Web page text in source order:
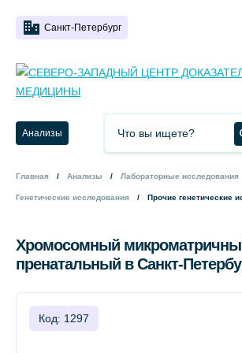
Санкт-Петербург
Анализы
Главная Анализы Лабораторные исследования
Генетические исследования Прочие генетические
Хромосомный
пренатальный в Санкт-
Код: 1297